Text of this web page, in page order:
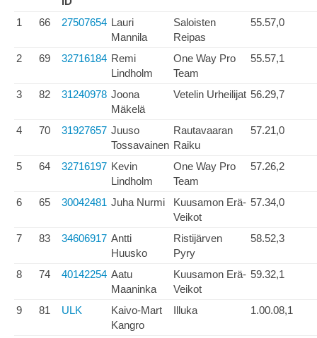
1
66 27507654 Lauri
Mannila
Saloisten
Reipas
55.57,0
2 69 32716184 Remi
Lindholm
One Way Pro
Team
55.57,1
3 82 31240978 Joona
Mäkelä
Vetelin Urheilijat 56.29,7
4 70 31927657 Juuso
Tossavainen
Rautavaaran
Raiku
57.21,0
5 64 32716197 Kevin
Lindholm
One Way Pro
Team
57.26,2
6 65 30042481 Juha Nurmi
Kuusamon Erä-
Veikot
57.34,0
7 83 34606917 Antti
Huusko
Ristijärven
Pyry
58.52,3
8 74 40142254 Aatu
Maaninka
Kuusamon Erä-
Veikot
59.32,1
9 81 ULK
Kaivo-Mart
Kangro
Illuka 1.00.08,1